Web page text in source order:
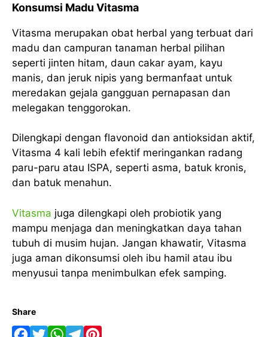
Konsumsi Madu Vitasma
Vitasma merupakan obat herbal yang terbuat dari
madu dan campuran tanaman herbal pilihan
seperti jinten hitam, daun cakar ayam, kayu
manis, dan jeruk nipis yang bermanfaat untuk
meredakan gejala gangguan pernapasan dan
melegakan tenggorokan.
Dilengkapi dengan flavonoid dan antioksidan aktif,
Vitasma 4 kali lebih efektif meringankan radang
paru-paru atau ISPA, seperti asma, batuk kronis,
dan batuk menahun.
Vitasma juga dilengkapi oleh probiotik yang
mampu menjaga dan meningkatkan daya tahan
tubuh di musim hujan. Jangan khawatir, Vitasma
juga aman dikonsumsi oleh ibu hamil atau ibu
menyusui tanpa menimbulkan efek samping.
Share